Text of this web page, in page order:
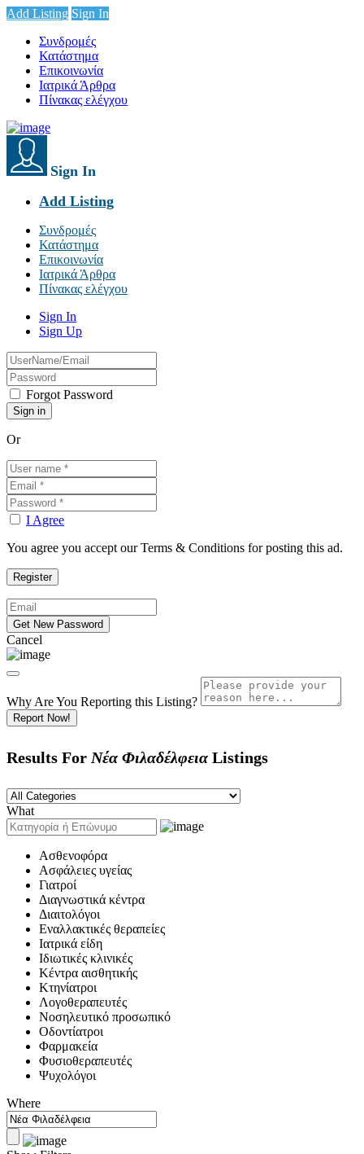
Add Listing Sign In
Συνδρομές
Κατάστημα
Επικοινωνία
Ιατρικά Άρθρα
Πίνακας ελέγχου
Sign In
Add Listing
Συνδρομές
Κατάστημα
Επικοινωνία
Ιατρικά Άρθρα
Πίνακας ελέγχου
Sign In
Sign Up
Forgot Password
Or
I Agree
You agree you accept our Terms & Conditions for posting this ad.
Cancel
Why Are You Reporting this Listing?
Report Now!
Results For Νέα ΦιλαδέλφειαListings
What
Ασθενοφόρα
Ασφάλειες υγείας
Γιατροί
Διαγνωστικά κέντρα
Διαιτολόγοι
Εναλλακτικές θεραπείες
Ιατρικά είδη
Ιδιωτικές κλινικές
Κέντρα αισθητικής
Κτηνίατροι
Λογοθεραπευτές
Νοσηλευτικό προσωπικό
Οδοντίατροι
Φαρμακεία
Φυσιοθεραπευτές
Ψυχολόγοι
Where